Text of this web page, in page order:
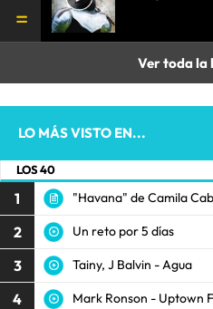
Ver toda la
LO MÁS VISTO EN...
LOS 40
1 "Havana" de Camila
2 Un reto por 5 días
3 Tainy, J Balvin - Agua
4 Mark Ronson - Uptown